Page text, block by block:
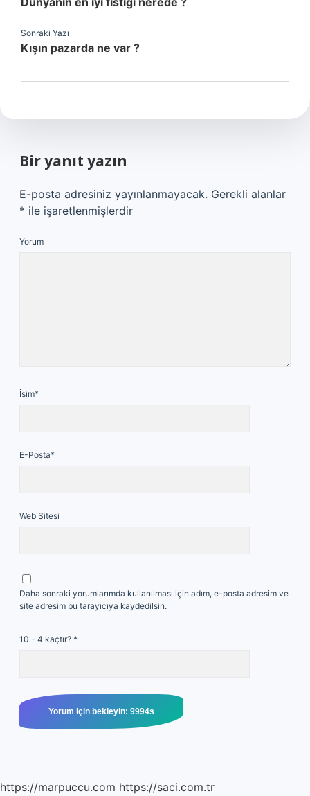
Sonraki Yazı
Kışın pazarda ne var ?
Bir yanıt yazın
E-posta adresiniz yayınlanmayacak. Gerekli alanlar
* ile işaretlenmişlerdir
Yorum
İsim*
E-Posta*
Web Sitesi
Daha sonraki yorumlarımda kullanılması için adım, e-posta adresim ve
site adresim bu tarayıcıya kaydedilsin.
10 - 4 kaçtır? *
https://marpuccu.com https://saci.com.tr